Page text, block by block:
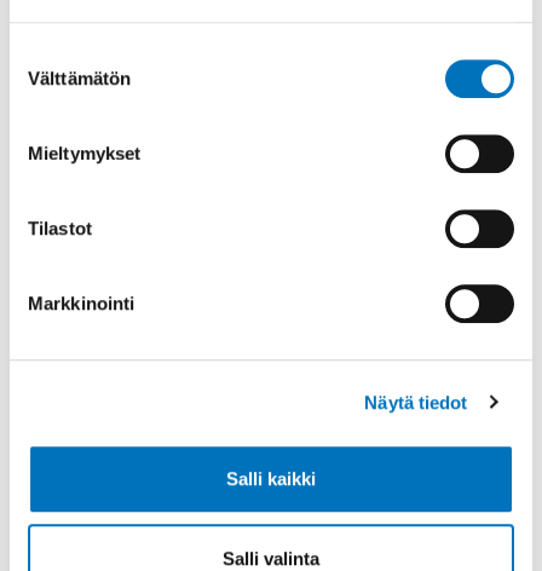
valinta
Välttämätön
Mieltymykset
Tilastot
Markkinointi
Näytä tiedot
Salli kaikki
Salli valinta